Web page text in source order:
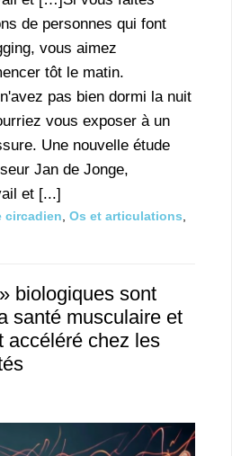
de personnes qui font
vous aimez
tôt le matin.
pas bien dormi la nuit
vous exposer à un
Une nouvelle étude
Jan de Jonge,
et [...]
circadien Os et articulations
biologiques sont
santé musculaire et
accéléré chez les